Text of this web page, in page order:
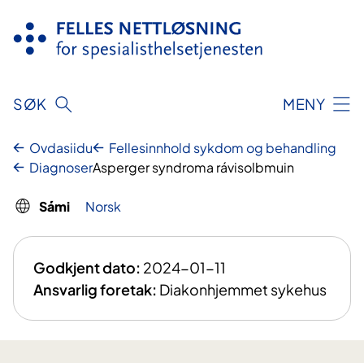
sisdollui
SØK MENY
Ovdasiidu
Fellesinnhold sykdom og behandling
DiagnoserAsperger syndroma rávisolbmuin
Sámi Norsk
Godkjent dato: 2024-01-11
Ansvarlig foretak: Diakonhjemmet sykehus